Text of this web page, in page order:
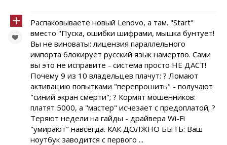
Распаковываете новый Lenovo, а там. "Start"
вместо "Пуска, ошибки шифрами, мышка бунтует!
Вы не виноваты: лицензия параллельного
импорта блокирует русский язык намертво. Сами
вы это не исправите - система просто НЕ ДАСТ!
Почему 9 из 10 владельцев плачут: ? Ломают
активацию попытками "перепрошить" - получают
"синий экран смерти"; ? Кормят мошенников:
платят 5000, а "мастер" исчезает с предоплатой; ?
Теряют недели на гайды - драйвера Wi-Fi
"умирают" навсегда. КАК ДОЛЖНО БЫТЬ: Ваш
ноутбук заводится с первого ...